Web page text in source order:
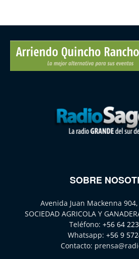
SOBRE
Avenida Juan Mackenna
SOCIEDAD AGRICOLA Y
Teléfono: +56 64
Whatsapp: +56 9
Contacto: